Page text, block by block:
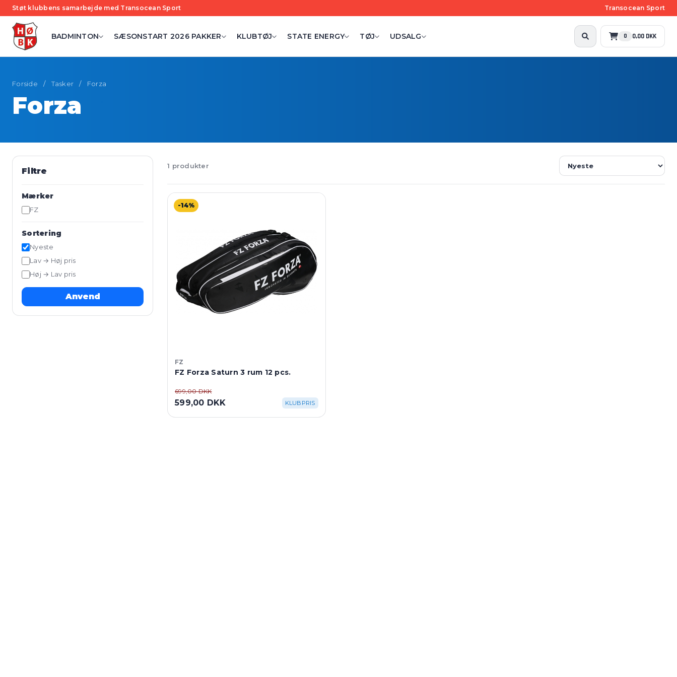
Støt klubbens samarbejde med Transocean Sport Transocean Sport
BADMINTON SÆSONSTART 2026 PAKKER KLUBTØJ STATE ENERGY TØJ UDSALG 0 0,00 DKK
Forside / Tasker / Forza
Forza
Filtre
Mærker
FZ
Sortering
Nyeste
Lav → Høj pris
Høj → Lav pris
Anvend
1 produkter
-14%
FZ
FZ Forza Saturn 3 rum 12 pcs.
699,00 DKK
599,00 DKK KLUBPRIS